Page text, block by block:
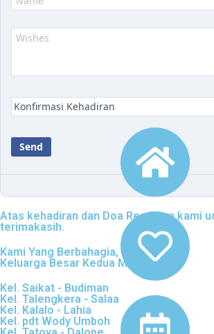
Atas kehadiran dan Doa Restunya kami
terimakasih.
Kami Yang Berbahagia,
Keluarga Besar Kedua Mempelai
Kel. Saikat - Budiman
Kel. Talengkera - Salaa
Kel. Kalalo - Lahia
Kel. pdt Wody Umboh